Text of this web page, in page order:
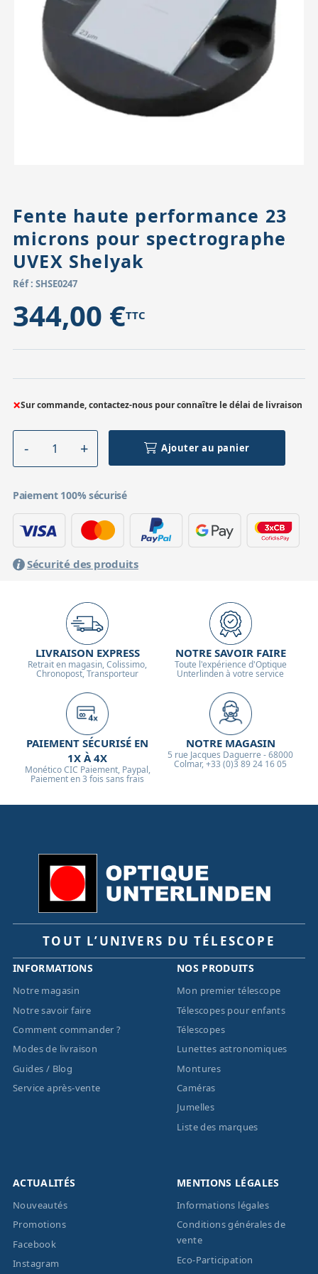
Accessoires pour montures
Têtes
Pièces détachées
Fente haute performance 23
microns pour spectrographe
UVEX Shelyak
Réf : SHSE0247
344,00 €TTC
×Sur commande, contactez-nous pour connaître le délai de livraison
Ajouter au panier
Paiement 100% sécurisé
Sécurité des produits
LIVRAISON EXPRESS
Retrait en magasin, Colissimo,
Chronopost, Transporteur
NOTRE SAVOIR FAIRE
Toute l'expérience d'Optique
Unterlinden à votre service
PAIEMENT SÉCURISÉ EN
1X À 4X
Monético CIC Paiement, Paypal,
Paiement en 3 fois sans frais
NOTRE MAGASIN
5 rue Jacques Daguerre - 68000
Colmar, +33 (0)3 89 24 16 05
TOUT L’UNIVERS DU TÉLESCOPE
INFORMATIONS
Notre magasin
Notre savoir faire
Comment commander ?
Modes de livraison
Guides / Blog
Service après-vente
NOS PRODUITS
Mon premier télescope
Télescopes pour enfants
Télescopes
Lunettes astronomiques
Montures
Caméras
Jumelles
Liste des marques
ACTUALITÉS
Nouveautés
Promotions
Facebook
Instagram
MENTIONS LÉGALES
Informations légales
Conditions générales de
vente
Eco-Participation